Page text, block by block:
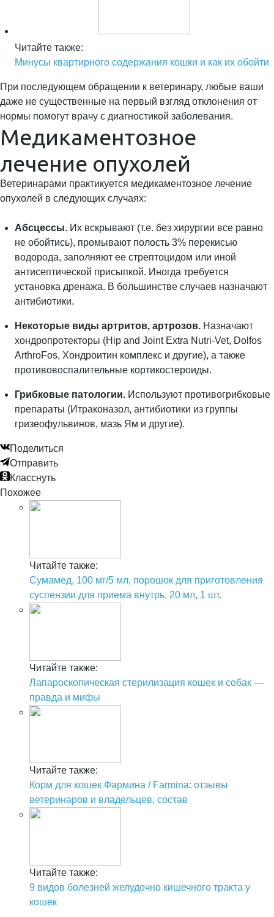
Читайте также:
Минусы квартирного содержания кошки и как их обойти
При последующем обращении к ветеринару, любые ваши
даже не существенные на первый взгляд отклонения от
нормы помогут врачу с диагностикой заболевания.
Медикаментозное
лечение опухолей
Ветеринарами практикуется медикаментозное лечение
опухолей в следующих случаях:
Абсцессы. Их вскрывают (т.е. без хирургии все равно
не обойтись), промывают полость 3% перекисью
водорода, заполняют ее стрептоцидом или иной
антисептической присыпкой. Иногда требуется
установка дренажа. В большинстве случаев назначают
антибиотики.
Некоторые виды артритов, артрозов. Назначают
хондропротекторы (Hip and Joint Extra Nutri-Vet, Dolfos
ArthroFos, Хондроитин комплекс и другие), а также
противовоспалительные кортикостероиды.
Грибковые патологии. Используют противогрибковые
препараты (Итраконазол, антибиотики из группы
гризеофульвинов, мазь Ям и другие).
Поделиться
Отправить
Класснуть
Похожее
Читайте также:
Сумамед, 100 мг/5 мл, порошок для приготовления
суспензии для приема внутрь, 20 мл, 1 шт.
Читайте также:
Лапароскопическая стерилизация кошек и собак —
правда и мифы
Читайте также:
Корм для кошек Фармина / Farmina: отзывы
ветеринаров и владельцев, состав
Читайте также:
9 видов болезней желудочно кишечного тракта у
кошек